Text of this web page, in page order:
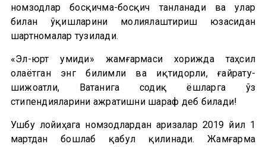
номзодлар босқичма-босқич танланади ва улар
билан ўқишларини молиялаштириш юзасидан
шартномалар тузилади.
«Эл-юрт умиди» жамғармаси хорижда таҳсил
олаётган энг билимли ва иқтидорли, ғайрату-
шижоатли, Ватанига содиқ ёшларга ўз
стипендияларини ажратишни шараф деб билади!
Ушбу лойиҳага номзодлардан аризалар 2019 йил 1
мартдан бошлаб қабул қилинади. Жамғарма